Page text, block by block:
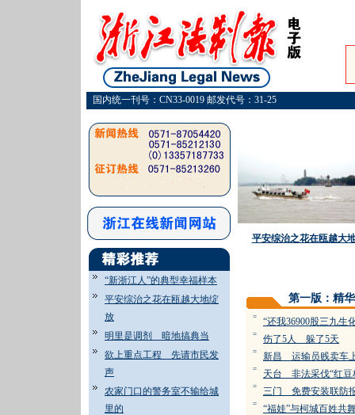
国内统一刊号：CN33-0019 邮发代号：31-25
“新浙江人”的典型幸福样本
平安综治之花在瓯越大地绽
放
明里是调剂 暗地搞典当
欲上重点工程 先请市民发
声
农家门口的警务室不输给城
里的
平安综治之花在瓯越大
第一版：精
= “还我36900股三九生
= 伤了5人 躲了5天
= 新昌 运输员贱卖车
= 天台 非法采伐“红豆
= 三门 免费安装联防
= “福娃”与柯城百姓共